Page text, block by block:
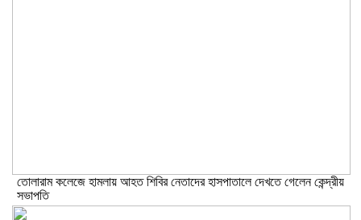
তোলারাম কলেজে হামলায় আহত শিবির নেতাদের হাসপাতালে দেখতে গেলেন কেন্দ্রীয়
সভাপতি